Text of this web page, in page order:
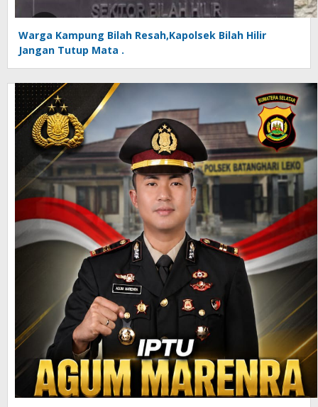
Warga Kampung Bilah Resah,Kapolsek Bilah Hilir
Jangan Tutup Mata .